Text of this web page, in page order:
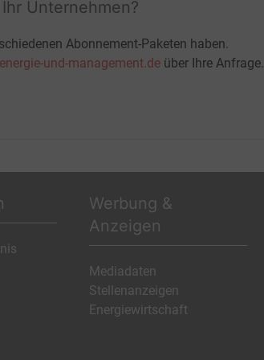
Unternehmen?
Abonnement-Paketen haben.
und-management.de über Ihre Anfrage.
Werbung &
Anzeigen
Mediadaten
Stellenanzeigen
Energiewirtschaft